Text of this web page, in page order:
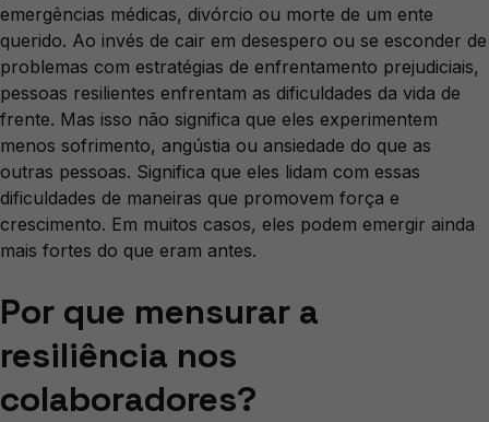
emergências médicas, divórcio ou morte de um ente
querido. Ao invés de cair em desespero ou se esconder de
problemas com estratégias de enfrentamento prejudiciais,
pessoas resilientes enfrentam as dificuldades da vida de
frente. Mas isso não significa que eles experimentem
menos sofrimento, angústia ou ansiedade do que as
outras pessoas. Significa que eles lidam com essas
dificuldades de maneiras que promovem força e
crescimento. Em muitos casos, eles podem emergir ainda
mais fortes do que eram antes.
Por que mensurar a
resiliência nos
colaboradores?